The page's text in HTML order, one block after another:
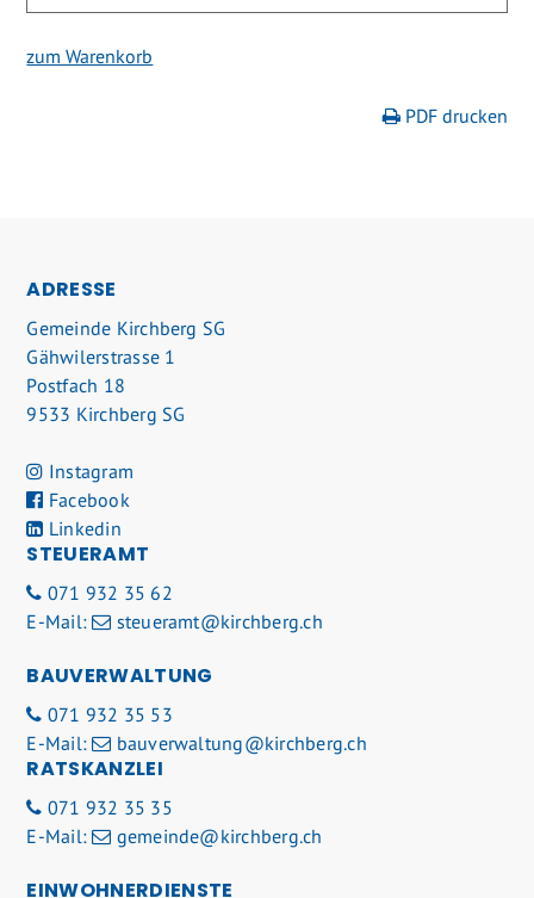
zum Warenkorb
PDF drucken
ADRESSE
Gemeinde Kirchberg SG
Gähwilerstrasse 1
Postfach 18
9533 Kirchberg SG
Instagram
Facebook
Linkedin
STEUERAMT
071 932 35 62
E-Mail:
steueramt@kirchberg.ch
BAUVERWALTUNG
071 932 35 53
E-Mail:
bauverwaltung@kirchberg.ch
RATSKANZLEI
071 932 35 35
E-Mail:
gemeinde@kirchberg.ch
EINWOHNERDIENSTE